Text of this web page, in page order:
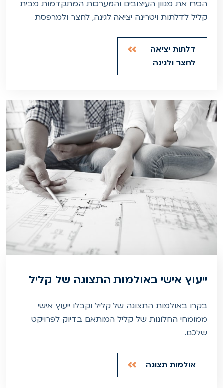
הכירו את מגוון העיצובים והמערכות המתקדמות מבית
קליל לדלתות ויטרינה יציאה לגינה, לחצר ולמרפסת
דלתות יציאה
לחצר ולגינה
ייעוץ אישי באולמות התצוגה של קליל
בקרו באולמות התצוגה של קליל וקבלו ייעוץ אישי
ממומחי החלונות של קליל המותאם בדיוק לפרויקט
שלכם.
אולמות תצוגה